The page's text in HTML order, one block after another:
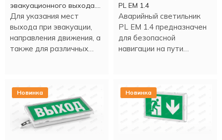
эвакуационного выхода.
Выход
Для указания мест
выхода при эвакуации,
направления движения, а
также для различных
PL EM 1.4
Аварийный светильник
PL EM 1.4 предназначен
для безопасной
навигации на пути
Новинка Новинка